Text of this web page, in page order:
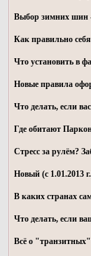
Выбор зимних шин
Как правильно
Что установить в
Новые правила
Что делать, если
Где обитают
Стресс за рулём?
Новый (с 1.01.2013
В каких странах
Что делать, если
Всё о